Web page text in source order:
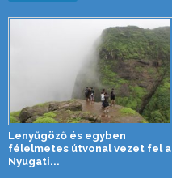
Lenyűgöző és egyben
félelmetes útvonal vezet fel a
Nyugati...